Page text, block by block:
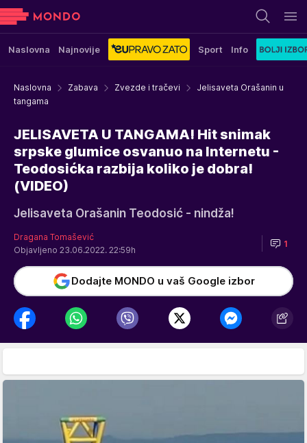
Naslovna Najnovije Sport Info
Naslovna Zabava Zvezde i tračevi
Jelisaveta Orašanin u
tangama
JELISAVETA U TANGAMA! Hit snimak
srpske glumice osvanuo na Internetu -
Teodosićka razbija koliko je dobra!
(VIDEO)
Jelisaveta Orašanin Teodosić - nindža!
Dragana Tomašević
Objavljeno 23.06.2022. 22:59h
1
Dodajte MONDO u vaš Google izbor